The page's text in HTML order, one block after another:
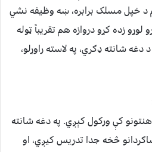
د خپل مسلک برابره، ښه وظیفه نشي
زده کړو دروازه هم تقریباً ټوله
شانته ډګري، په لاسته راوړلو،
کې ورکول کېږي. په دغه شانته
څخه جدا تدریس کیږي، او